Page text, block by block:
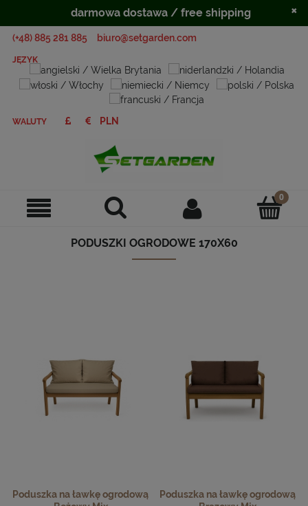
(+48) 885 281 885 biuro@setgarden.com
JĘZYK
WALUTY
PODUSZKI OGRODOWE 170X60
Poduszka na ławkę ogrodową
Poduszka na ławkę ogrodową
darmowa dostawa / free shipping ×